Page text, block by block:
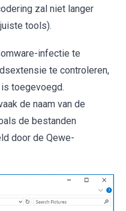
zal niet langer
tools).
infectie te
te controleren,
toegevoegd.
de naam van de
de bestanden
door de Qewe-